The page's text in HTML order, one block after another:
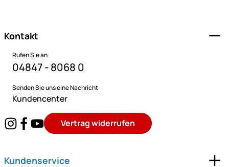
Kontakt
Rufen Sie an
04847 - 8068 0
Senden Sie uns eine Nachricht
Kundencenter
Vertrag widerrufen
Kundenservice